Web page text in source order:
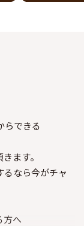
らできる
ます。
るなら今がチャ
方へ